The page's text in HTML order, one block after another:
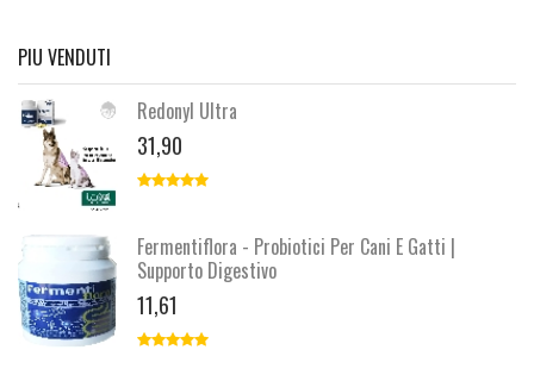
PIU VENDUTI
Redonyl Ultra
31,90
Fermentiflora - Probiotici Per Cani E Gatti |
Supporto Digestivo
11,61